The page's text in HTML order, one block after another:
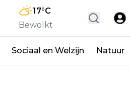
17°C
Bewolkt
Sociaal en Welzijn Natuur